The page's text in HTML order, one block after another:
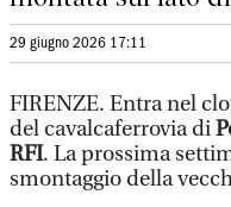
29 giugno 2026 17:11
FIRENZE. Entra nel
del cavalcaferrovia di
RFI. La prossima
smontaggio della